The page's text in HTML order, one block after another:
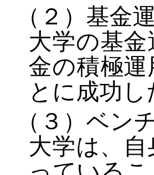
（２）基金
大学の基
金の積極
とに成功し
（３）ベン
大学は、